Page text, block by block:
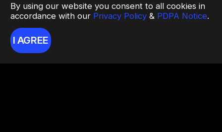
By using our website you consent to all cookies in
accordance with our Privacy Policy & PDPA Notice.
I AGREE